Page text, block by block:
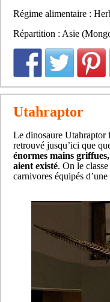
Régime alimentaire :
Répartition : Asie
Utahraptor
Le dinosaure Utahraptor
retrouvé jusqu’ici que
énormes mains
aient existé. On le
carnivores équipés